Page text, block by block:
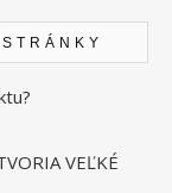
VEĽKÉ